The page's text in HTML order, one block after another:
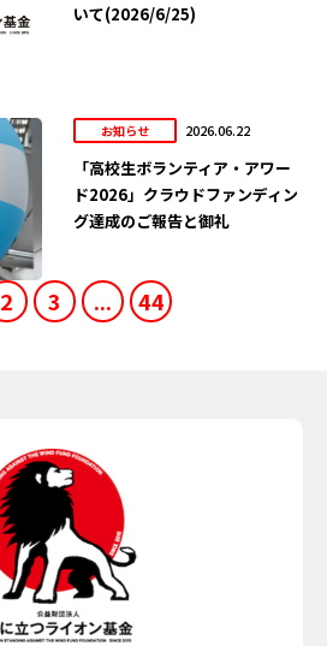
いて(2026/6/25)
お知らせ 2026.06.22
「高校生ボランティア・アワー
ド2026」クラウドファンディン
グ達成のご報告と御礼
2 3 ... 44